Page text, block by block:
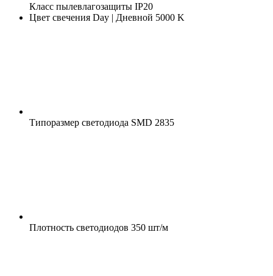
Класс пылевлагозащиты IP20
Цвет свечения Day | Дневной 5000 K
Типоразмер светодиода SMD 2835
Плотность светодиодов 350 шт/м